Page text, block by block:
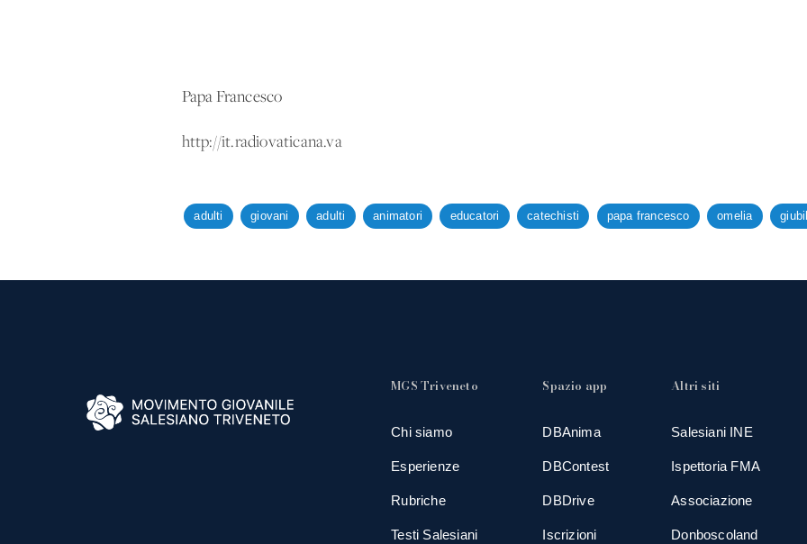
Papa Francesco
http://it.radiovaticana.va
adulti giovani adulti animatori educatori catechisti papa francesco omelia
MGS Triveneto
Chi siamo
Esperienze
Rubriche
Testi Salesiani
Spazio app
DBAnima
DBContest
DBDrive
Iscrizioni
Altri siti
Salesiani INE
Ispettoria FMA
Associazione
Donboscoland